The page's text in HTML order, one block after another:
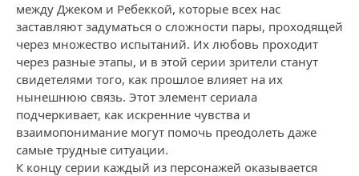
между Джеком и Ребеккой, которые всех нас
заставляют задуматься о сложности пары, проходящей
через множество испытаний. Их любовь проходит
через разные этапы, и в этой серии зрители станут
свидетелями того, как прошлое влияет на их
нынешнюю связь. Этот элемент сериала
подчеркивает, как искренние чувства и
взаимопонимание могут помочь преодолеть даже
самые трудные ситуации.
К концу серии каждый из персонажей оказывается